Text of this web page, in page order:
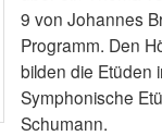
9 von Johannes
Programm. Den
bilden die Etüden
Symphonische
Schumann.